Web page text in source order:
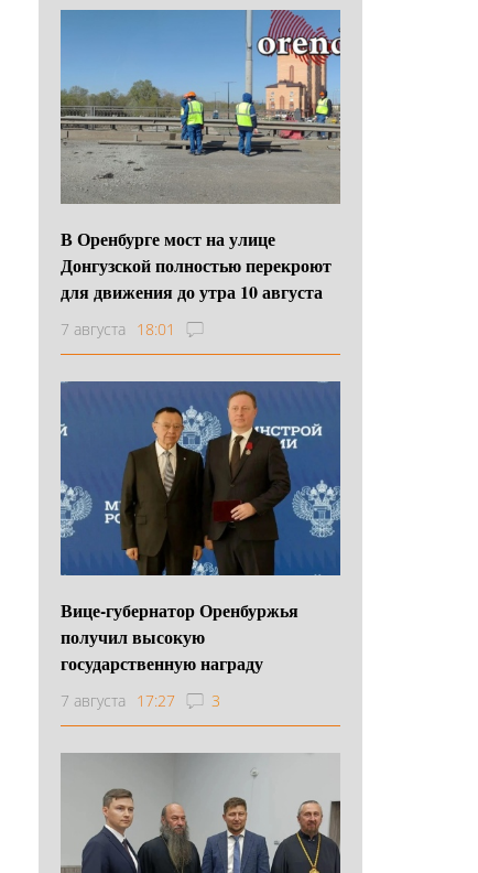
В Оренбурге мост на улице
Донгузской полностью перекроют
для движения до утра 10 августа
7 августа 18:01
Вице-губернатор Оренбуржья
получил высокую
государственную награду
7 августа 17:27 3